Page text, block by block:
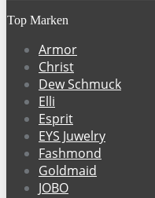
Top Marken
Armor
Christ
Dew Schmuck
Elli
Esprit
EYS Juwelry
Fashmond
Goldmaid
JOBO